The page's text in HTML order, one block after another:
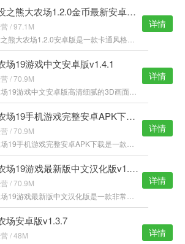
熊出没之熊大农场1.2.0金币最新安卓版v1.3.0
/ 97.1M
详情
场19游戏中文安卓版v1.4.1
/ 70.9M
详情
模拟农场19手机游戏完整安卓APK下载v1.4.1
/ 70.9M
详情
模拟农场19游戏最新版中文汉化版v1.4.1
/ 70.9M
详情
场安卓版v1.3.7
/ 48M
详情